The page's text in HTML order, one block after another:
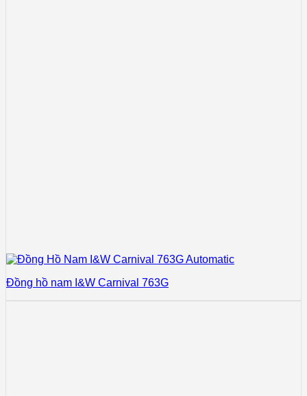
Đồng hồ nam I&W Carnival 763G